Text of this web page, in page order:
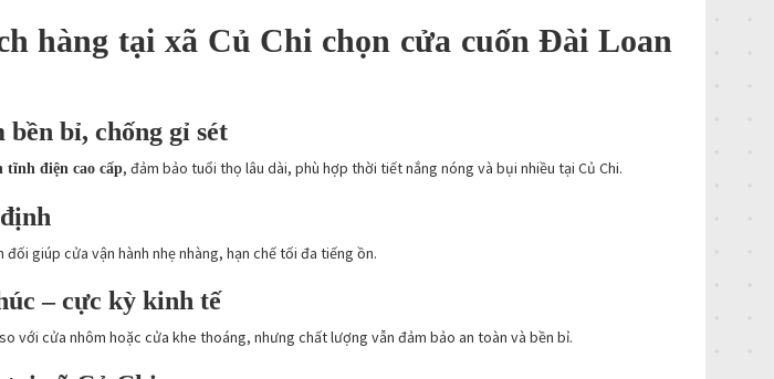
hàng tại xã Củ Chi chọn cửa cuốn Đài Loan
bỉ, chống gỉ sét
tĩnh điện cao cấp, đảm bảo tuổi thọ lâu dài, phù hợp thời tiết nắng nóng và bụi nhiều tại Củ Chi.
giúp cửa vận hành nhẹ nhàng, hạn chế tối đa tiếng ồn.
– cực kỳ kinh tế
với cửa nhôm hoặc cửa khe thoáng, nhưng chất lượng vẫn đảm bảo an toàn và bền bỉ.